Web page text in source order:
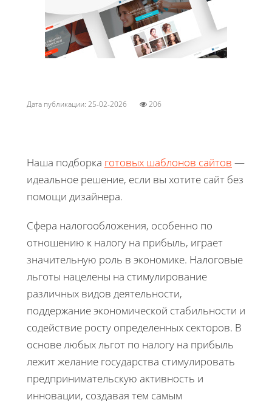
Дата публикации: 25-02-2026 206
Наша подборка готовых шаблонов сайтов —
идеальное решение, если вы хотите сайт без
помощи дизайнера.
Сфера налогообложения, особенно по
отношению к налогу на прибыль, играет
значительную роль в экономике. Налоговые
льготы нацелены на стимулирование
различных видов деятельности,
поддержание экономической стабильности и
содействие росту определенных секторов. В
основе любых льгот по налогу на прибыль
лежит желание государства стимулировать
предпринимательскую активность и
инновации, создавая тем самым